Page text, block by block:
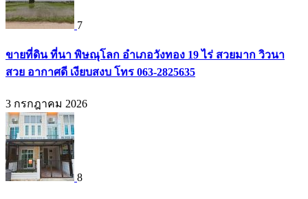
7
ขายที่ดิน ที่นา พิษณุโลก อำเภอวังทอง 19 ไร่ สวยมาก วิวนา
สวย อากาศดี เงียบสงบ โทร 063-2825635
3 กรกฎาคม 2026
8